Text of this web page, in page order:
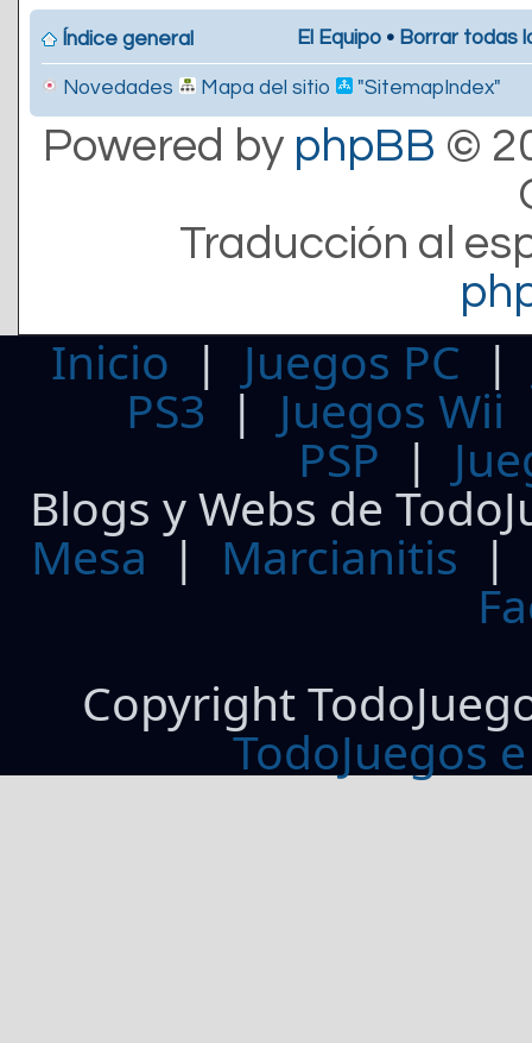
Índice general El Equipo • Borrar todas
Novedades Mapa del sitio "SitemapIndex"
Powered by phpBB ©
Traducción al
Inicio | Juegos PC
PS3| Juegos Wii
PSP |
Blogs y Webs de
Mesa | Marcianitis |
Copyright
TodoJuegos